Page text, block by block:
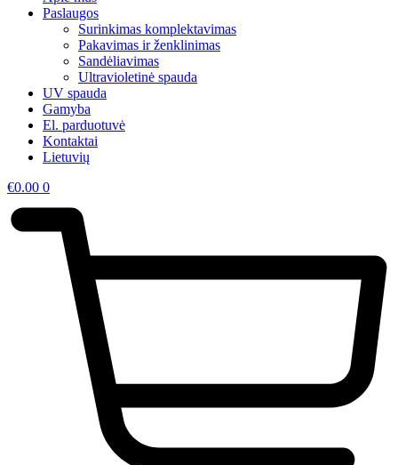
Paslaugos
Surinkimas komplektavimas
Pakavimas ir ženklinimas
Sandėliavimas
Ultravioletinė spauda
UV spauda
Gamyba
El. parduotuvė
Kontaktai
Lietuvių
€0.00 0